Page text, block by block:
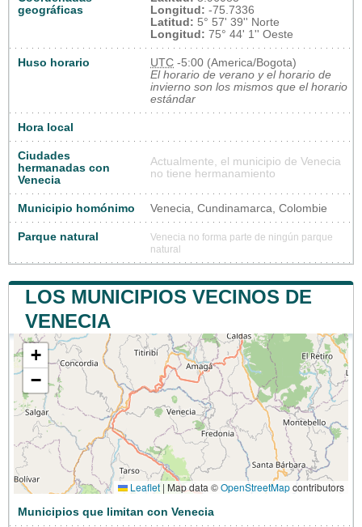
geográficas
Longitud: -75.7336
Latitud: 5° 57' 39'' Norte
Longitud: 75° 44' 1'' Oeste
Huso horario UTC -5:00 (America/Bogota)
El horario de verano y el horario de
invierno son los mismos que el horario
estándar
Hora local
Ciudades
hermanadas con
Venecia
Actualmente, el municipio de Venecia
no tiene hermanamiento
Municipio homónimo Venecia, Cundinamarca, Colombie
Parque natural
Venecia no forma parte de ningún parque
natural
LOS MUNICIPIOS VECINOS DE
VENECIA
+
−
Leaflet | Map data ©OpenStreetMapcontributors
Municipios que limitan con Venecia